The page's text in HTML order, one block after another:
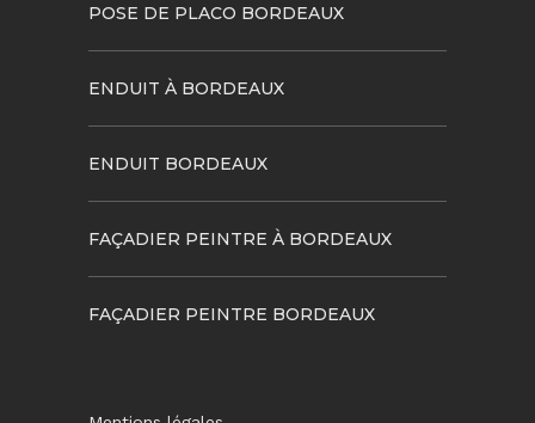
POSE DE PLACO BORDEAUX
ENDUIT À BORDEAUX
ENDUIT BORDEAUX
FAÇADIER PEINTRE À BORDEAUX
FAÇADIER PEINTRE BORDEAUX